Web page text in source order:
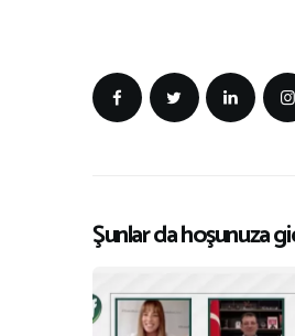
Şunlar da hoşunuza